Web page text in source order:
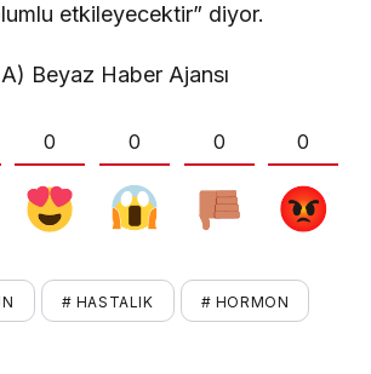
etkileyecektir” diyor.
Beyaz Haber Ajansı
0 0 0 0
# HASTALIK # HORMON